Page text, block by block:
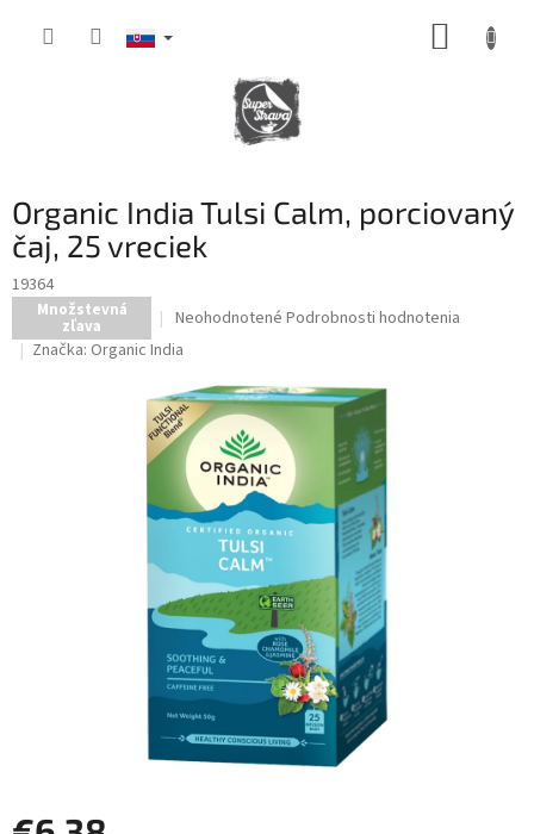
Organic India Tulsi Calm, porciovaný
čaj, 25 vreciek
19364
Množstevná
zľava
Priemerné
hodnotenie
produktu
0,0
z
hviezdičiek.
Neohodnotené Podrobnosti hodnotenia
Značka: Organic India